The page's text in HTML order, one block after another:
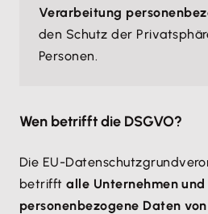
Verarbeitung
den Schutz der
Personen.
Wen betrifft die DSGVO?
Die EU-
betrifftalle Unternehmen
personenbezogene Daten